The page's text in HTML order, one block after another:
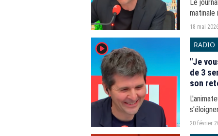
Le
matinale
seul à la
18 mai
player2 RADIO
"Je
de 3
son
20 février